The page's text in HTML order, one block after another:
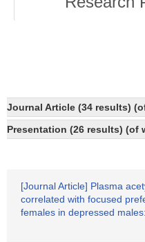
Journal Article (34 results)
Presentation (26 results)
[Journal Article] Plasma
correlated with focused
females in depressed